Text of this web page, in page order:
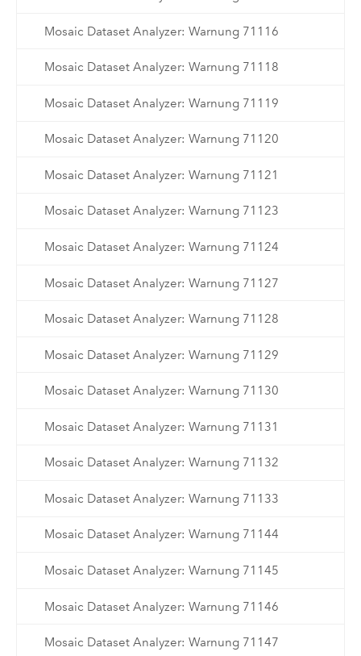
Mosaic Dataset Analyzer: Warnung 71116
Mosaic Dataset Analyzer: Warnung 71118
Mosaic Dataset Analyzer: Warnung 71119
Mosaic Dataset Analyzer: Warnung 71120
Mosaic Dataset Analyzer: Warnung 71121
Mosaic Dataset Analyzer: Warnung 71123
Mosaic Dataset Analyzer: Warnung 71124
Mosaic Dataset Analyzer: Warnung 71127
Mosaic Dataset Analyzer: Warnung 71128
Mosaic Dataset Analyzer: Warnung 71129
Mosaic Dataset Analyzer: Warnung 71130
Mosaic Dataset Analyzer: Warnung 71131
Mosaic Dataset Analyzer: Warnung 71132
Mosaic Dataset Analyzer: Warnung 71133
Mosaic Dataset Analyzer: Warnung 71144
Mosaic Dataset Analyzer: Warnung 71145
Mosaic Dataset Analyzer: Warnung 71146
Mosaic Dataset Analyzer: Warnung 71147